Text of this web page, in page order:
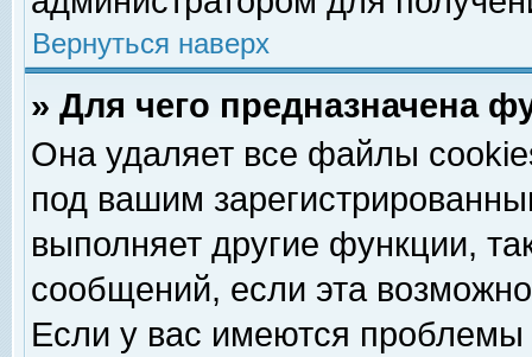
Вернуться наверх
» Для чего предназначена
Она удаляет все файлы
под вашим
выполняет другие функции,
сообщений, если эта
Если у вас имеются